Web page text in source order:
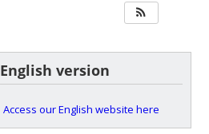
English version
Access our English website here